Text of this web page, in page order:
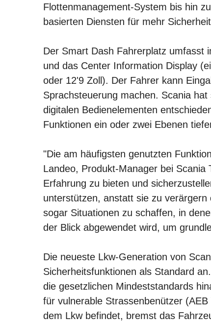
Flottenmanagement-System bis hin
basierten Diensten für mehr
Der Smart Dash Fahrerplatz umfasst
und das Center Information Display
oder 12'9 Zoll). Der Fahrer kann
Sprachsteuerung machen. Scania
digitalen Bedienelementen
Funktionen ein oder zwei Ebenen
"Die am häufigsten genutzten
Landeo, Produkt-Manager bei
Erfahrung zu bieten und
unterstützen, anstatt sie zu
sogar Situationen zu schaffen, in
der Blick abgewendet wird, um
Die neueste Lkw-Generation von
Sicherheitsfunktionen als Standard
die gesetzlichen Mindeststandards
für vulnerable Strassenbenützer
dem Lkw befindet, bremst das